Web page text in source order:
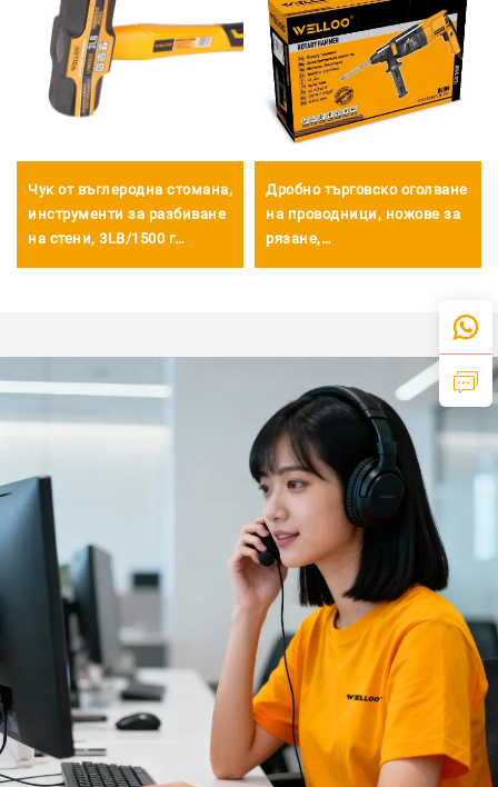
Чук от въглеродна стомана,
инструменти за разбиване
на стени, 3LB/1500 г
Дробно търговско оголване
на проводници, ножове за
рязане,